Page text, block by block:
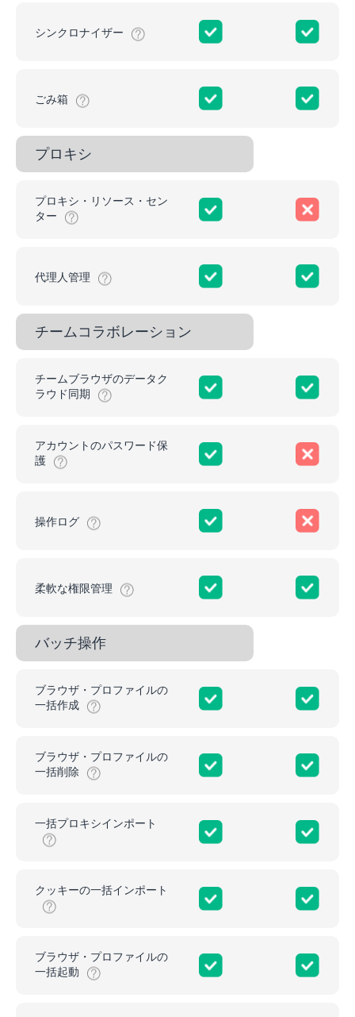
シンクロナイザー
ごみ箱
プロキシ
プロキシ・リソース・セン
ター
代理人管理
チームコラボレーション
チームブラウザのデータク
ラウド同期
アカウントのパスワード保
護
操作ログ
柔軟な権限管理
バッチ操作
ブラウザ・プロファイルの
一括作成
ブラウザ・プロファイルの
一括削除
一括プロキシインポート
クッキーの一括インポート
ブラウザ・プロファイルの
一括起動